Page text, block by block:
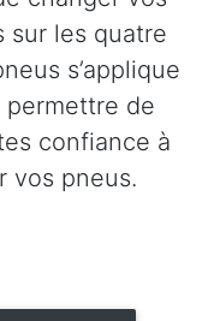
sur les quatre
s’applique
de
confiance à
vos pneus.